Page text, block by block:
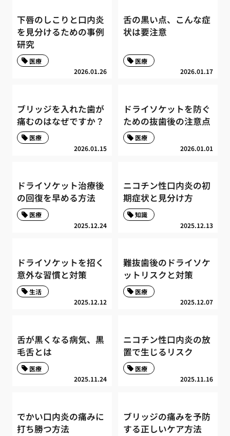
下唇のしこりと口内炎
を見分けるための事例
研究
2026.01.26
医療
舌の黒い点、こんな症
状は要注意
2026.01.17
医療
ブリッジを入れた歯が
痛むのはなぜですか？
2026.01.15
医療
ドライソケットを防ぐ
ための抜歯後の注意点
2026.01.01
医療
ドライソケット治療後
の回復を早める方法
2025.12.24
医療
ニコチン性口内炎の初
期症状と見分け方
2025.12.13
知識
ドライソケットを招く
意外な習慣と対策
2025.12.12
生活
難抜歯後のドライソケ
ットリスクと対策
2025.12.07
医療
舌が黒くなる病気、黒
毛舌とは
2025.11.24
医療
ニコチン性口内炎の放
置で生じるリスク
2025.11.16
医療
でかい口内炎の痛みに
打ち勝つ方法
ブリッジの痛みを予防
する正しいケア方法